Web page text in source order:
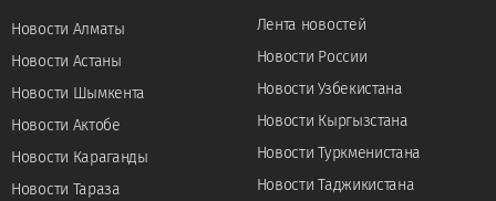
Новости Алматы
Новости Астаны
Новости Шымкента
Новости Актобе
Новости Караганды
Новости Тараза
Лента новостей
Новости России
Новости Узбекистана
Новости Кыргызстана
Новости Туркменистана
Новости Таджикистана